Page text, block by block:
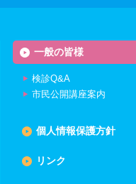
一般の皆様
検診Q&A
市民公開講座案内
個人情報保護方針
リンク